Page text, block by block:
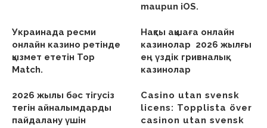
maupun iOS.
Украинада ресми
онлайн казино ретінде
қызмет ететін Top
Match.
Нақты ақшаға онлайн
казинолар ︎ 2026 жылғы
ең үздік гривналық
казинолар
2026 жылы бәс тігусіз
тегін айналымдарды
пайдалану үшін
Casino utan svensk
licens: Topplista över
casinon utan svensk